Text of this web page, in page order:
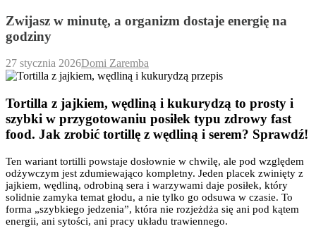
Zwijasz w minutę, a organizm dostaje energię na
godziny
27 stycznia 2026Domi Zaremba
Tortilla z jajkiem, wędliną i kukurydzą to prosty i
szybki w przygotowaniu posiłek typu zdrowy fast
food. Jak zrobić tortillę z wędliną i serem? Sprawdź!
Ten wariant tortilli powstaje dosłownie w chwilę, ale pod względem
odżywczym jest zdumiewająco kompletny. Jeden placek zwinięty z
jajkiem, wędliną, odrobiną sera i warzywami daje posiłek, który
solidnie zamyka temat głodu, a nie tylko go odsuwa w czasie. To
forma „szybkiego jedzenia”, która nie rozjeżdża się ani pod kątem
energii, ani sytości, ani pracy układu trawiennego.